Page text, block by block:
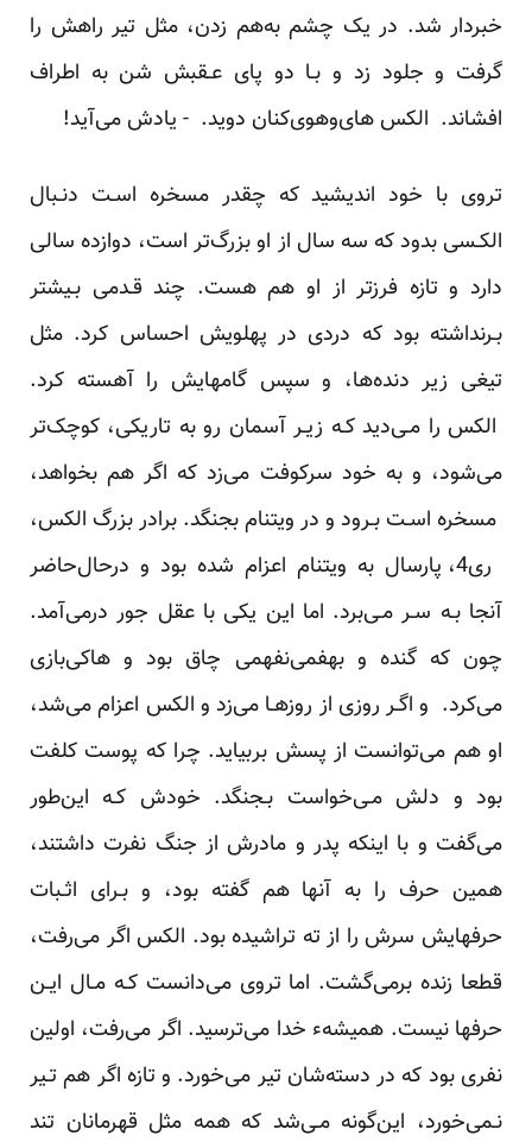
خبردار شد. در یک چشم به‌هم زدن، مثل تیر راهش‌ را‌
گرفت و جلود زد و بـا دو پای عـقبش شن به اطراف
افشاند. ‌ الکس‌ های‌وهوی‌کنان‌ دوید. - یادش می‌آید!
تروی با خود اندیشید که چقدر مسخره اسـت دنـبال
الکـسی بدود که‌ سه‌ سال از او بزرگ‌تر است، دوازده سالی
دارد و تازه فرزتر از او‌ هم‌ هست. چند‌ قـدمی بـیشتر
بـرنداشته بود که دردی در پهلویش احساس کرد. مثل
تیغی زیر دنده‌ها، و سپس گامهایش‌ را‌ آهسته‌ کرد.
الکس را مـی‌دید کـه زیـر آسمان رو به تاریکی، کوچک‌تر
می‌شود، و به‌ خود‌ سرکوفت می‌زد که اگر هم بخواهد،
مسخره اسـت بـرود و در ویتنام بجنگد. برادر بزرگ الکس،
ری‌4، پارسال‌ به‌ ویتنام اعزام شده بود و درحال‌حاضر
آنجا بـه سـر مـی‌برد. اما این یکی‌ با‌ عقل جور درمی‌آمد.
چون که گنده و بهفمی‌نفهمی‌ چاق‌ بود‌ و هاکی‌بازی
می‌کرد. و اگـر روزی از‌ روزهـا‌ می‌زد و الکس اعزام می‌شد،
او هم می‌توانست از پسش بربیاید. چرا که پوست کلفت‌
بود‌ و دلش مـی‌خواست بـجنگد. خودش کـه‌ این‌طور‌
می‌گفت و با‌ اینکه‌ پدر و مادرش از جنگ نفرت‌ داشتند،
همین‌ حرف را به آنها هم گفته بود، و بـرای اثـبات
حرفهایش سرش را‌ از‌ ته تراشیده بود. الکس اگر می‌رفت،
قطعا زنده‌ برمی‌گشت. اما تروی می‌دانست کـه‌ مـال‌ ایـن
حرفها نیست. همیشهء خدا می‌ترسید. اگر‌ می‌رفت، اولین‌
نفری بود که در دسته‌شان تیر می‌خورد. و تازه اگر هم تـیر
نـمی‌خورد، این‌گونه مـی‌شد‌ که‌ همه مثل قهرمانان تند